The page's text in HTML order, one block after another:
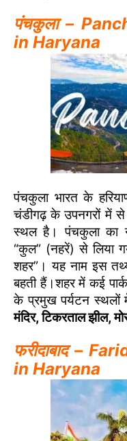
पंचकुला –
in Haryana
पंचकुला भारत के
चंडीगढ़ के उपनगरों में
स्थल है। पंचकुला का
“कुल” (नहरें) से लिया
शहर”। यह नाम इस
बहती हैं।शहर में कई
के प्रमुख पर्यटन स्थलों
मंदिर, टिकरताल झील,
फरीदाबाद –
in Haryana